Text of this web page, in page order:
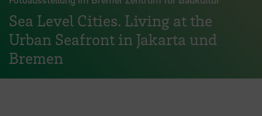
Sea Level Cities. Living at the
Urban Seafront in Jakarta und
Bremen